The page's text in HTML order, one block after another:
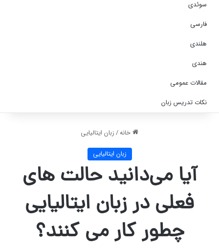
سوئدی
فارسی
هلندی
هندی
مقالات عمومی
نکات تدریس زبان
خانه/زبان ایتالیایی
زبان ایتالیایی
آیا می‌دانید حالت های
فعلی در زبان ایتالیایی
چطور کار می‌ کنند؟